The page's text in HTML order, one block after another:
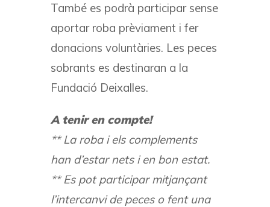
També es podrà participar sense
aportar roba prèviament i fer
donacions voluntàries. Les peces
sobrants es destinaran a la
Fundació Deixalles.
A tenir en compte!
** La roba i els complements
han d’estar nets i en bon estat.
** Es pot participar mitjançant
l’intercanvi de peces o fent una